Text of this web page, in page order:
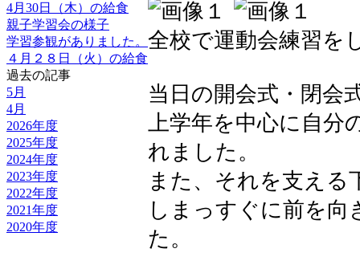
4月30日（木）の給食
親子学習会の様子
学習参観がありました。
４月２８日（火）の給食
過去の記事
5月
4月
2026年度
2025年度
2024年度
2023年度
2022年度
2021年度
2020年度
全校で運動会練習を
当日の開会式・閉会
上学年を中心に自
れました。
また、それを支える
しまっすぐに前を向
た。